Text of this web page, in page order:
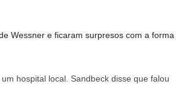
Wessner e ficaram surpresos com a forma